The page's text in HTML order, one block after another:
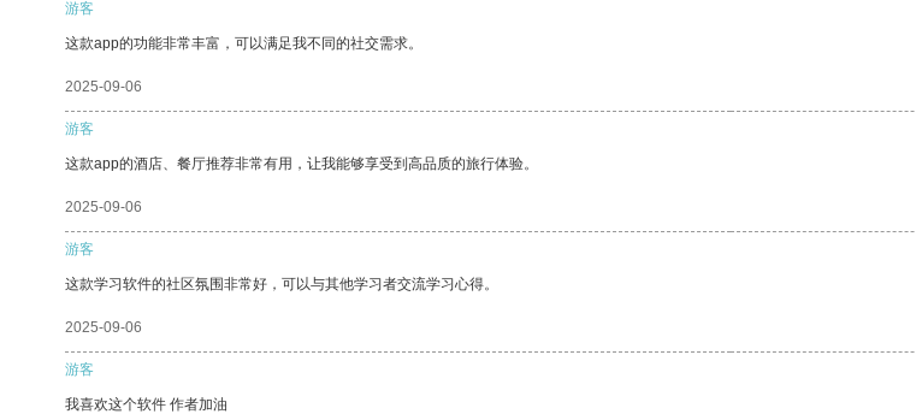
游客
这款app的功能非常丰富，可以满足我不同的社交需求。
2025-09-06
游客
这款app的酒店、餐厅推荐非常有用，让我能够享受到高品质的旅行体验。
2025-09-06
游客
这款学习软件的社区氛围非常好，可以与其他学习者交流学习心得。
2025-09-06
游客
我喜欢这个软件 作者加油